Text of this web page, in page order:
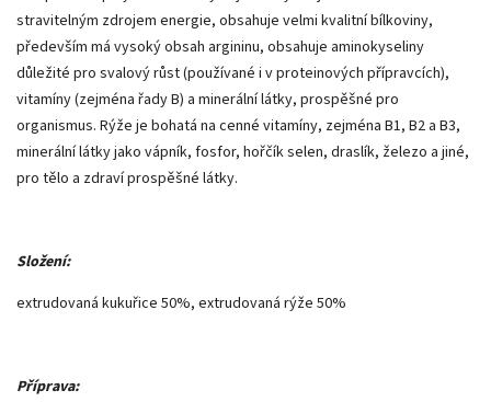
stravitelným zdrojem energie, obsahuje velmi kvalitní bílkoviny,
především má vysoký obsah argininu, obsahuje aminokyseliny
důležité pro svalový růst (používané i v proteinových přípravcích),
vitamíny (zejména řady B) a minerální látky, prospěšné pro
organismus. Rýže je bohatá na cenné vitamíny, zejména B1, B2 a B3,
minerální látky jako vápník, fosfor, hořčík selen, draslík, železo a jiné,
pro tělo a zdraví prospěšné látky.
Složení:
extrudovaná kukuřice 50%, extrudovaná rýže 50%
Příprava: